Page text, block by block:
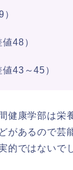
48）
43～45）
健康学部は栄
があるので芸
的ではないで